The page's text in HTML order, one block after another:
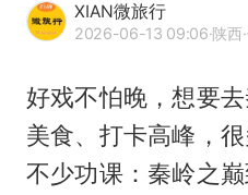
XIAN微旅行
2026-06-13 09:06·陕西
好戏不怕晚，想要
美食、打卡高峰，
不少功课：秦岭之